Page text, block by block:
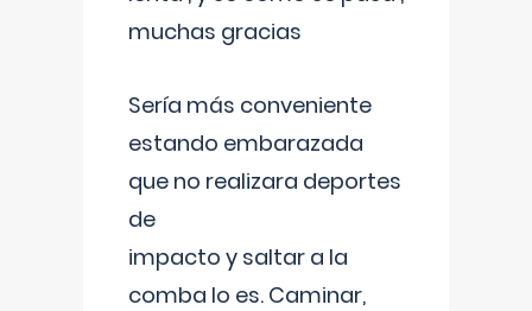
muchas gracias
Sería más conveniente
estando embarazada
que no realizara deportes
de
impacto y saltar a la
comba lo es. Caminar,